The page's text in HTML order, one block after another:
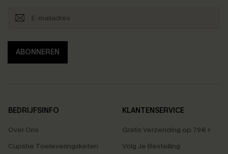
ABONNEREN
BEDRIJFSINFO
Over Ons
Cupshe Toeleveringsketen
KLANTENSERVICE
Gratis Verzending op 79€+
Volg Je Bestelling